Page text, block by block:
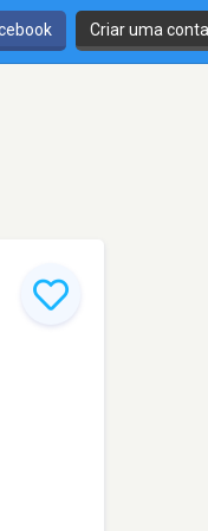
Criar uma conta